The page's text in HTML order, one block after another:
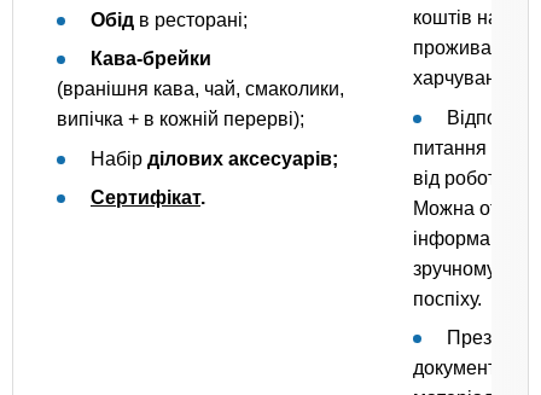
Обід в ресторані;
Кава-брейки
(вранішня кава, чай, смаколики,
випічка + в кожній перерві);
Набір ділових аксесуарів;
Сертифікат.
коштів на
проживання,
харчування.
Відповіді
питання без
від роботи.
Можна
інформацію в
зручному
поспіху.
документи та